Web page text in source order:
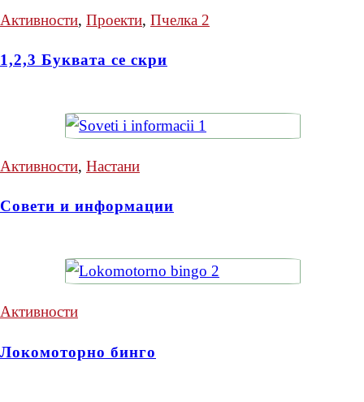
Активности, Проекти, Пчелка 2
1,2,3 Буквата се скри
Активности, Настани
Совети и информации
Активности
Локомоторно бинго